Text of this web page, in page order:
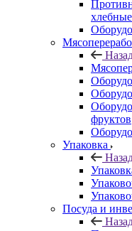
фруктов
Упаковка
Посуда и